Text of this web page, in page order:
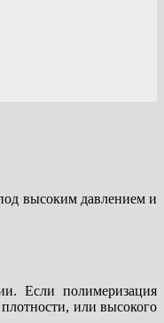
высоким давлением и
Если полимеризация
или высокого